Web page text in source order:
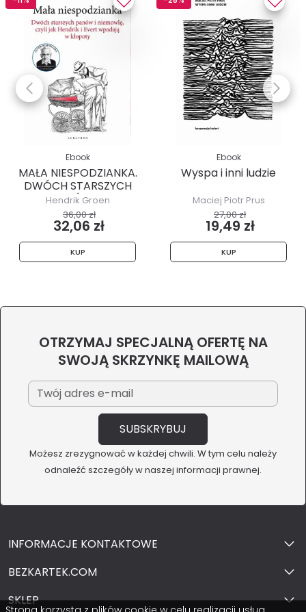
Ebook
MAŁA NIESPODZIANKA.
DWÓCH STARSZYCH
PANÓW I...
Hendrik Groen
36,00 zł
32,06 zł
KUP
Ebook
Wyspa i inni ludzie
Maciej Piotr Prus
27,00 zł
19,49 zł
KUP
OTRZYMAJ SPECJALNĄ OFERTĘ NA
SWOJĄ SKRZYNKĘ MAILOWĄ
Możesz zrezygnować w każdej chwili. W tym celu należy
odnaleźć szczegóły w naszej informacji prawnej.
INFORMACJE KONTAKTOWE
BEZKARTEK.COM
SKLEP